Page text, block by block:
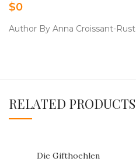
$0
Author By Anna Croissant-Rust
RELATED PRODUCTS
Die Gifthoehlen